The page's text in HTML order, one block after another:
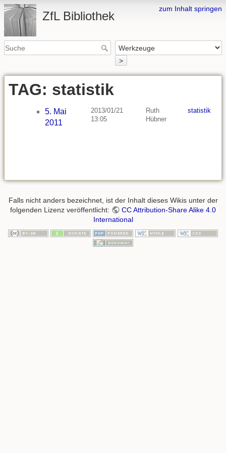
zum Inhalt springen
ZfL Bibliothek
>
TAG: statistik
5. Mai
2011
2013/01/21
13:05
Ruth
Hübner
statistik
Falls nicht anders bezeichnet, ist der Inhalt dieses Wikis unter der
folgenden Lizenz veröffentlicht:
CC Attribution-Share Alike 4.0
International